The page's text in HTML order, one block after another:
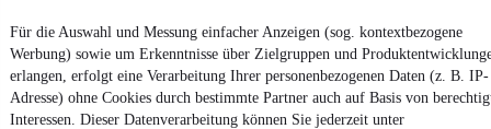
Für die Auswahl und Messung einfacher Anzeigen (sog. kontextbezogene
Werbung) sowie um Erkenntnisse über Zielgruppen und
erlangen, erfolgt eine Verarbeitung Ihrer personenbezogenen Daten (z. B. IP-
Adresse) ohne Cookies durch bestimmte Partner auch auf Basis von
Interessen. Dieser Datenverarbeitung können Sie jederzeit unter
Report Security Vulnerability (English)
Powered by